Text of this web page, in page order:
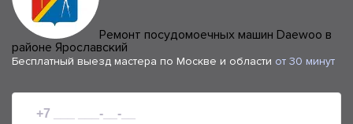
Ремонт посудомоечных машин Daewoo в
районе Ярославский
Бесплатный выезд мастера по Москве и области от 30 минут